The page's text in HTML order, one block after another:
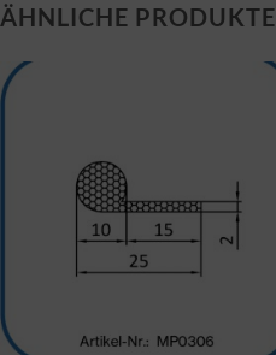
ÄHNLICHE PRODUKTE